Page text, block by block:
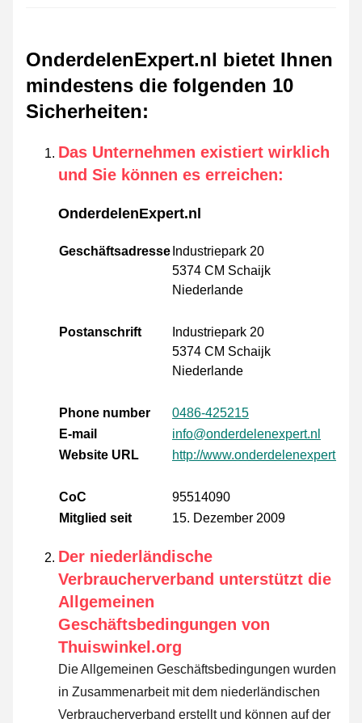
OnderdelenExpert.nl bietet Ihnen
mindestens die folgenden 10
Sicherheiten:
Das Unternehmen existiert wirklich
und Sie können es erreichen:
OnderdelenExpert.nl
Geschäftsadresse Industriepark 20
5374 CM Schaijk
Niederlande
Postanschrift
Industriepark 20
5374 CM Schaijk
Niederlande
Phone number
0486-425215
E-mail
info@onderdelenexpert.nl
Website URL
http://www.onderdelenexpert.nl
CoC
95514090
Mitglied seit
15. Dezember 2009
Der niederländische
Verbraucherverband unterstützt die
Allgemeinen
Geschäftsbedingungen von
Thuiswinkel.org
Die Allgemeinen Geschäftsbedingungen wurden
in Zusammenarbeit mit dem niederländischen
Verbraucherverband erstellt und können auf der